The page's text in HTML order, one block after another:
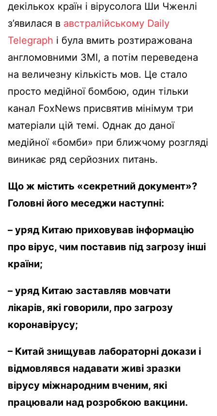
декількох країн і вірусолога Ши Чженлі
з’явилася в австралійському Daily
Telegraph і була вмить розтиражована
англомовними ЗМІ, а потім переведена
на величезну кількість мов. Це стало
просто медійної бомбою, один тільки
канал FoxNews присвятив мінімум три
матеріали цій темі. Однак до даної
медійної «бомби» при ближчому розгляді
виникає ряд серйозних питань.
Що ж містить «секретний документ»?
Головні його меседжи наступні:
– уряд Китаю приховував інформацію
про вірус, чим поставив під загрозу інші
країни;
– уряд Китаю заставляв мовчати
лікарів, які говорили, про загрозу
коронавірусу;
– Китай знищував лабораторні докази і
відмовлявся надавати живі зразки
вірусу міжнародним вченим, які
працювали над розробкою вакцини.